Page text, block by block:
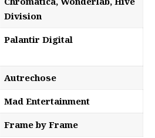
Division
Palantir Digital
Autrechose
Mad Entertainment
Frame by Frame